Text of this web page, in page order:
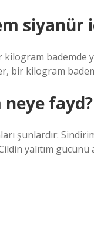
siyanür
kilogram bademde
bir kilogram
neye fayd?
şunlardır:
yalıtım